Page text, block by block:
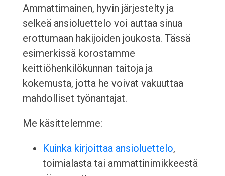
Ammattimainen, hyvin järjestelty ja
selkeä ansioluettelo voi auttaa sinua
erottumaan hakijoiden joukosta. Tässä
esimerkissä korostamme
keittiöhenkilökunnan taitoja ja
kokemusta, jotta he voivat vakuuttaa
mahdolliset työnantajat.
Me käsittelemme:
Kuinka kirjoittaa ansioluettelo,
toimialasta tai ammattinimikkeestä